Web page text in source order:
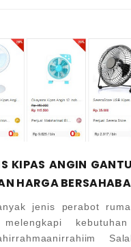
KIPAS ANGIN
HARGA
jenis perabot